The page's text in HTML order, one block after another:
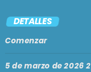
SE VIENE . . .
MÁLAGA
DETALLES
Comenzar
5 de marzo de 2026